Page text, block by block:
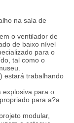
na sala de
o ventilador de
de baixo nível
para o
tal como o
estará trabalhando
explosiva para o
para a?a
modular,